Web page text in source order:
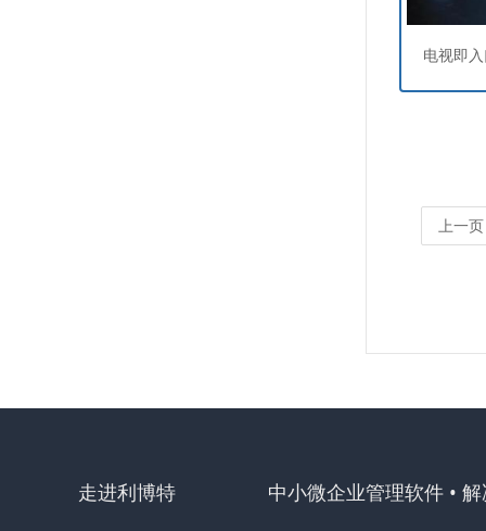
电视即
上一页
走进利博特 中小微企业管理软件 •